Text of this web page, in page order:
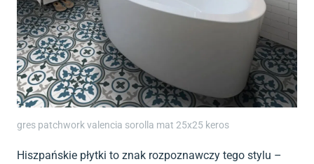
gres patchwork valencia sorolla mat 25x25 keros
Hiszpańskie płytki to znak rozpoznawczy tego stylu –